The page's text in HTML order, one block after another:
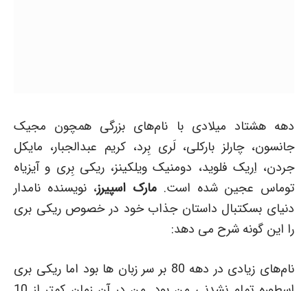
دهه هشتاد میلادی با نام‌های بزرگی همچون مجیک
جانسون، چارلز بارکلی، لَری بِرد، کریم عبدالجبار، مایکل
جردن، اِریک فلوید، دومنیک ویلکینز، ریکی بِری و آیزیاه
توماس عجین شده است. مارک اسپیرز، نویسنده نامدار
دنیای بسکتبال داستان جذاب خود در خصوص ریکی بری
را این گونه شرح می دهد:
نام‌های زیادی در دهه 80 بر سر زبان ها بود اما ریکی بری